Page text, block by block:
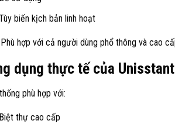
biến kịch bản linh hoạt
hợp với cả người dùng phổ thông và cao
dụng thực tế của Unisstant
phù hợp với:
Biệt thự cao cấp